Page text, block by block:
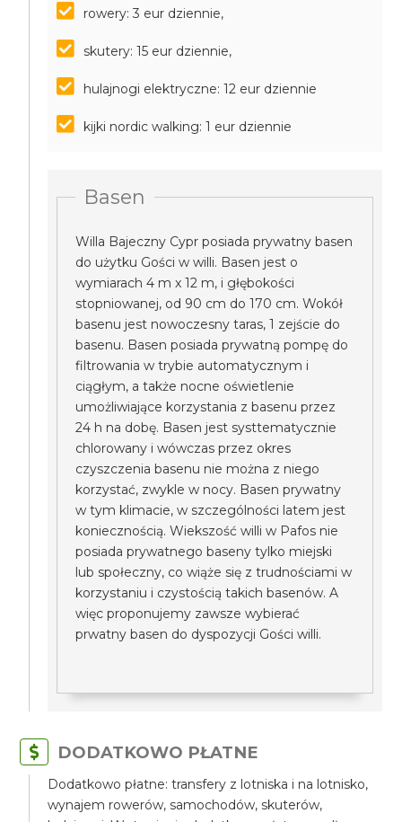
rowery: 3 eur dziennie,
skutery: 15 eur dziennie,
hulajnogi elektryczne: 12 eur dziennie
kijki nordic walking: 1 eur dziennie
Basen
Willa Bajeczny Cypr posiada prywatny basen
do użytku Gości w willi. Basen jest o
wymiarach 4 m x 12 m, i głębokości
stopniowanej, od 90 cm do 170 cm. Wokół
basenu jest nowoczesny taras, 1 zejście do
basenu. Basen posiada prywatną pompę do
filtrowania w trybie automatycznym i
ciągłym, a także nocne oświetlenie
umożliwiające korzystania z basenu przez
24 h na dobę. Basen jest systtematycznie
chlorowany i wówczas przez okres
czyszczenia basenu nie można z niego
korzystać, zwykle w nocy. Basen prywatny
w tym klimacie, w szczególności latem jest
koniecznością. Wiekszość willi w Pafos nie
posiada prywatnego baseny tylko miejski
lub społeczny, co wiąże się z trudnościami w
korzystaniu i czystością takich basenów. A
więc proponujemy zawsze wybierać
prwatny basen do dyspozycji Gości willi.
DODATKOWO PŁATNE
Dodatkowo płatne: transfery z lotniska i na lotnisko,
wynajem rowerów, samochodów, skuterów,